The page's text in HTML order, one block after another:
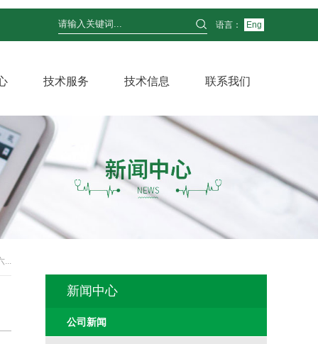
语言： Eng
技术服务 技术信息 联系我们
新闻中心
公司新闻